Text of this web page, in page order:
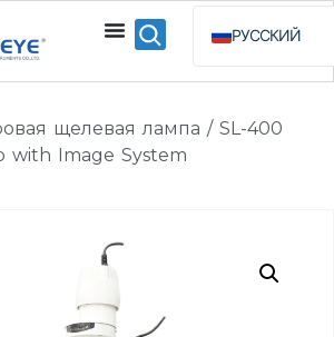
РУССКИЙ
ENGLISH
щелевая лампа / SL-400
with Image System